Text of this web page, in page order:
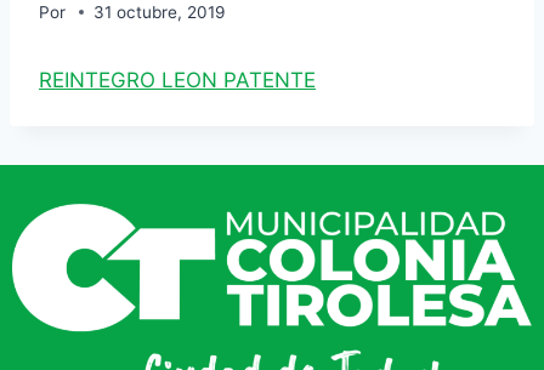
Por 31 octubre, 2019
REINTEGRO LEON PATENTE